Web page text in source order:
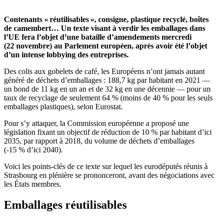
Contenants « réutilisables », consigne, plastique recyclé, boîtes
de camembert… Un texte visant à verdir les emballages dans
l’UE fera l’objet d’une bataille d’amendements mercredi
(22 novembre) au Parlement européen, après avoir été l’objet
d’un intense lobbying des entreprises.
Des colis aux gobelets de café, les Européens n’ont jamais autant
généré de déchets d’emballages : 188,7 kg par habitant en 2021 —
un bond de 11 kg en un an et de 32 kg en une décennie — pour un
taux de recyclage de seulement 64 % (moins de 40 % pour les seuls
emballages plastiques), selon Eurostat.
Pour s’y attaquer, la Commission européenne a proposé une
législation fixant un objectif de réduction de 10 % par habitant d’ici
2035, par rapport à 2018, du volume de déchets d’emballages
(-15 % d’ici 2040).
Voici les points-clés de ce texte sur lequel les eurodéputés réunis à
Strasbourg en plénière se prononceront, avant des négociations avec
les États membres.
Emballages réutilisables